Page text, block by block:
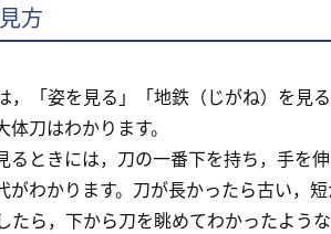
方
，「姿を見る」「地鉄（じがね）を見
刀はわかります。
るときには，刀の一番下を持ち，手を
がわかります。刀が長かったら古い，
たら，下から刀を眺めてわかったよう